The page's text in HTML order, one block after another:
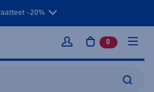
-20%
Kirjaudu sisään
0 tuotetta